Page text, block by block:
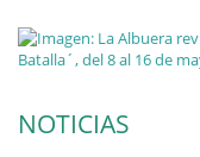
NOTICIAS